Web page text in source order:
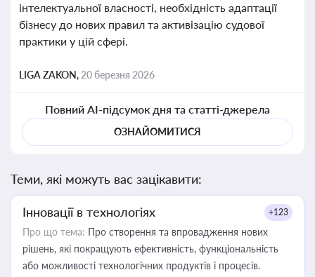
інтелектуальної власності, необхідність адаптації
бізнесу до нових правил та активізацію судової
практики у цій сфері.
LIGA ZAKON, 20 березня 2026
Повний AI-підсумок дня та статті-джерела
ОЗНАЙОМИТИСЯ
Теми, які можуть вас зацікавити:
Інновації в технологіях +123
Про що тема: Про створення та впровадження нових
рішень, які покращують ефективність, функціональність
або можливості технологічних продуктів і процесів.